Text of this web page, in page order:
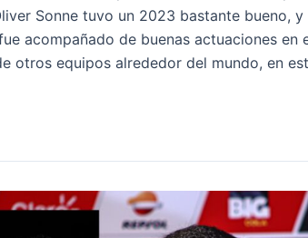
Sonne tuvo un 2023 bastante bueno,
acompañado de buenas actuaciones en
otros equipos alrededor del mundo, en